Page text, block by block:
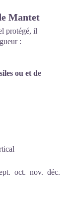
Mantet
protégé, il
:
ou et de
oct. nov. déc.